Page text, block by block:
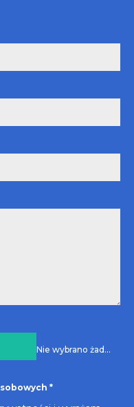
Nie wybrano żadnego pliku
*